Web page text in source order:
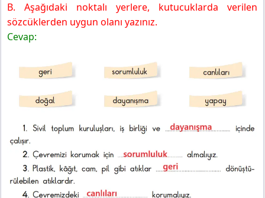
B. Aşağıdaki noktalı yerlere, kutucuklarda verilen
sözcüklerden uygun olanı yazınız.
Cevap: